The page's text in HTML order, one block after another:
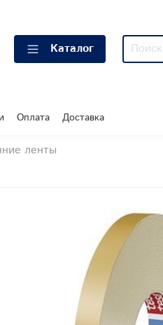
Каталог
Оплата Доставка
ленты